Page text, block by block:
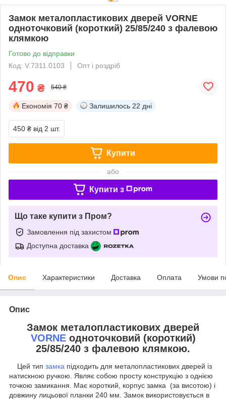
Замок металопластикових дверей VORNE
одноточковий (короткий) 25/85/240 з фалевою
клямкою
Готово до відправки
Код: V.7311.0103
Опт і роздріб
470 ₴ 540 ₴
Економія 70 ₴ Залишилось 22 дні
450 ₴ від 2 шт.
Купити
або
Купити з
Що таке купити з Пром?
Замовлення під захистом
Доступна доставка
Опис Характеристики Доставка Оплата Умови
Опис
Замок металопластикових дверей
VORNEодноточковий (короткий)
25/85/240 з фалевою клямкою.
Цей тип замка підходить для металопластикових дверей із
натискною ручкою. Являє собою просту конструкцію з однією
точкою замикання. Має короткий, корпус замка (за висотою) і
довжину лицьової планки 240 мм. Замок використовується в